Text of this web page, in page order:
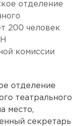
отделение
200 человек
комиссии
отделение
театрального
место,
секретарь